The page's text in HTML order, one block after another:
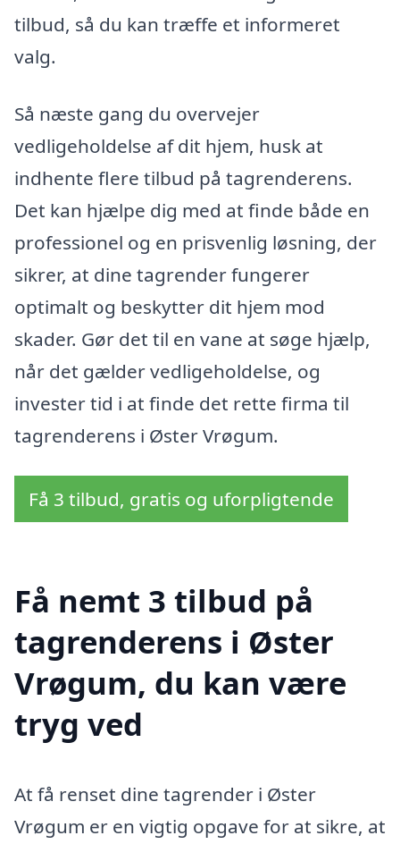
tilbud, så du kan træffe et informeret
valg.
Så næste gang du overvejer
vedligeholdelse af dit hjem, husk at
indhente flere tilbud på tagrenderens.
Det kan hjælpe dig med at finde både en
professionel og en prisvenlig løsning, der
sikrer, at dine tagrender fungerer
optimalt og beskytter dit hjem mod
skader. Gør det til en vane at søge hjælp,
når det gælder vedligeholdelse, og
invester tid i at finde det rette firma til
tagrenderens i Øster Vrøgum.
Få 3 tilbud, gratis og uforpligtende
Få nemt 3 tilbud på
tagrenderens i Øster
Vrøgum, du kan være
tryg ved
At få renset dine tagrender i Øster
Vrøgum er en vigtig opgave for at sikre, at